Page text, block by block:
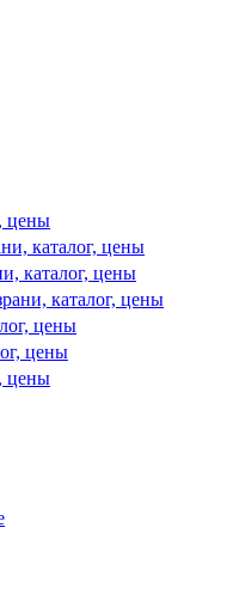
цены
каталог, цены
каталог, цены
каталог, цены
цены
цены
цены